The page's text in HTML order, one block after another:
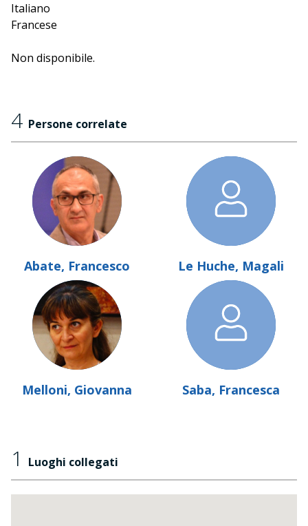
Italiano
Francese
Non disponibile.
4 Persone correlate
Abate, Francesco Le Huche, Magali
Melloni, Giovanna Saba, Francesca
1 Luoghi collegati